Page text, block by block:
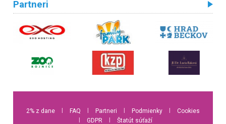
Partneri
2% z dane FAQ Partneri Podmienky
Cookies
GDPR Štatút súťaží